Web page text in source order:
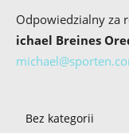
Odpowiedzialny za
ichael Breines
Bez kategorii